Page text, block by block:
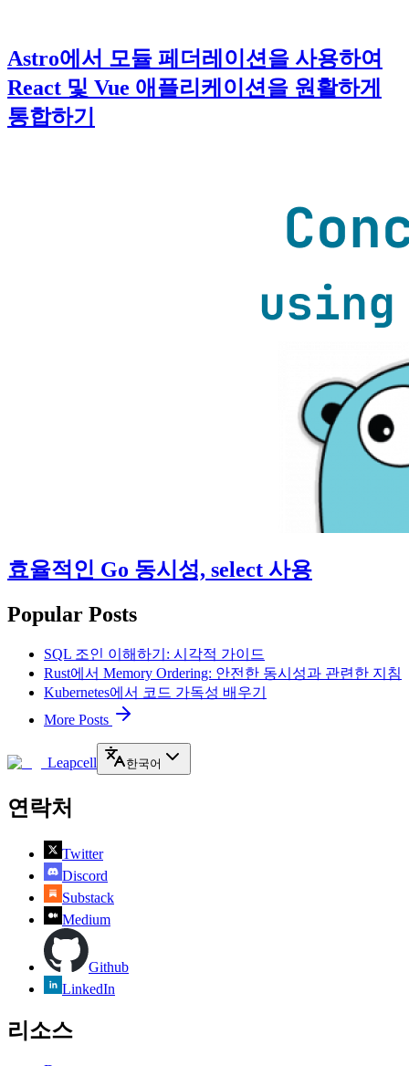
Astro에서 모듈 페더레이션을 사용하여
React 및 Vue 애플리케이션을 원활하게
통합하기
효율적인 Go 동시성, select 사용
Popular Posts
SQL 조인 이해하기: 시각적 가이드
Rust에서 Memory Ordering: 안전한 동시성과 관련한 지침
Kubernetes에서 코드 가독성 배우기
More Posts
Leapcell 한국어
연락처
Twitter
Discord
Substack
Medium
Github
LinkedIn
리소스